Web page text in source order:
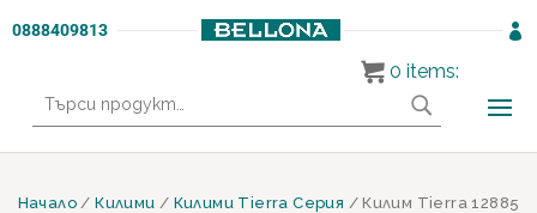
0888409813 
за:
Начало /Килими / Килими Tierra Серия / Килим Tierra 12885
0 items: